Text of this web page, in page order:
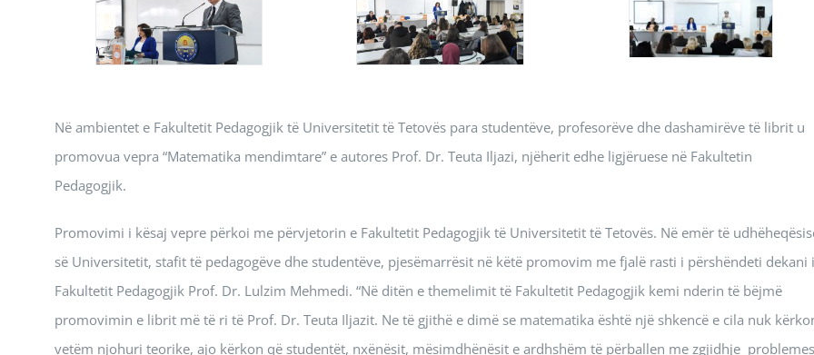
Në ambientet e Fakultetit Pedagogjik të Universitetit të Tetovës para studentëve, profesorëve dhe dashamirëve të librit u
promovua vepra “Matematika mendimtare” e autores Prof. Dr. Teuta Iljazi, njëherit edhe ligjëruese në Fakultetin
Pedagogjik.
Promovimi i kësaj vepre përkoi me përvjetorin e Fakultetit Pedagogjik të Universitetit të Tetovës. Në emër të
së Universitetit, stafit të pedagogëve dhe studentëve, pjesëmarrësit në këtë promovim me fjalë rasti i përshëndeti dekani i
Fakultetit Pedagogjik Prof. Dr. Lulzim Mehmedi. “Në ditën e themelimit të Fakultetit Pedagogjik kemi nderin të bëjmë
promovimin e librit më të ri të Prof. Dr. Teuta Iljazit. Ne të gjithë e dimë se matematika është një shkencë e cila nuk
vetëm njohuri teorike, ajo kërkon që studentët, nxënësit, mësimdhënësit e ardhshëm të përballen me zgjidhje